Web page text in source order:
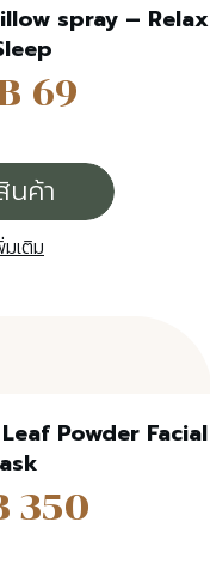
spray – Relax
69
นค้า
เติม
Powder Facial
350